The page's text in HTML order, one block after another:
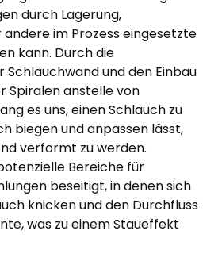
durch Lagerung,
im Prozess eingesetzte
kann. Durch die
Schlauchwand und den Einbau
Spiralen anstelle von
es uns, einen Schlauch zu
biegen und anpassen lässt,
verformt zu werden.
Bereiche für
beseitigt, in denen sich
knicken und den Durchfluss
was zu einem Staueffekt